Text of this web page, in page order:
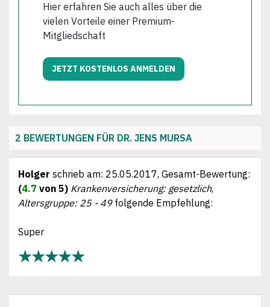
Hier erfahren Sie auch alles über die
vielen Vorteile einer Premium-
Mitgliedschaft
JETZT KOSTENLOS ANMELDEN
2 BEWERTUNGEN FÜR DR. JENS MURSA
Holger schrieb am: 25.05.2017, Gesamt-Bewertung:
(4.7 von 5) Krankenversicherung: gesetzlich,
Altersgruppe: 25 - 49folgende Empfehlung:
Super
★★★★★